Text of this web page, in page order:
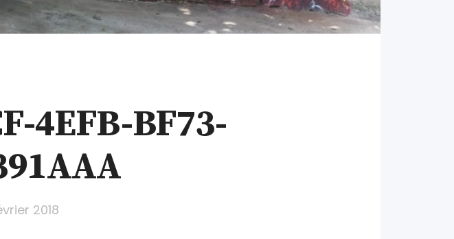
4EFB-BF73-
2018